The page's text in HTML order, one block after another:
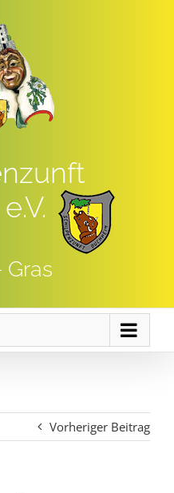
Vorheriger Beitrag